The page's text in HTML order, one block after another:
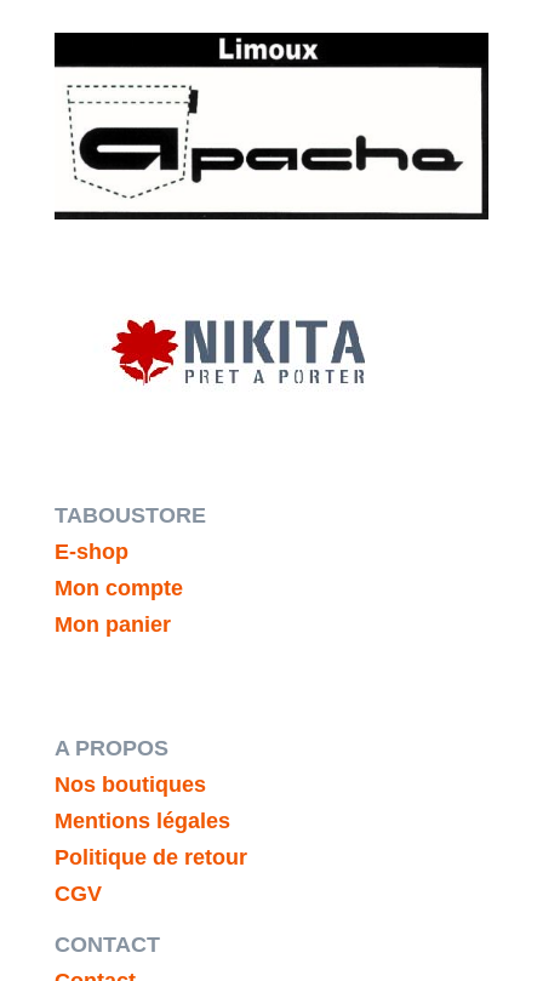
TABOUSTORE
E-shop
Mon compte
Mon panier
A PROPOS
Nos boutiques
Mentions légales
Politique de retour
CGV
CONTACT